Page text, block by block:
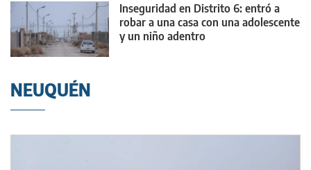
Inseguridad en Distrito 6: entró a
robar a una casa con una adolescente
y un niño adentro
NEUQUÉN